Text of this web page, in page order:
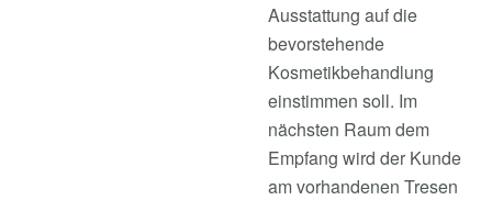
Ausstattung auf die
bevorstehende
Kosmetikbehandlung
einstimmen soll. Im
nächsten Raum dem
Empfang wird der Kunde
am vorhandenen Tresen